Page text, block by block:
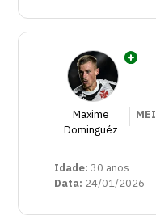
Maxime
Dominguéz
MEI
Idade: 30 anos
Data: 24/01/2026